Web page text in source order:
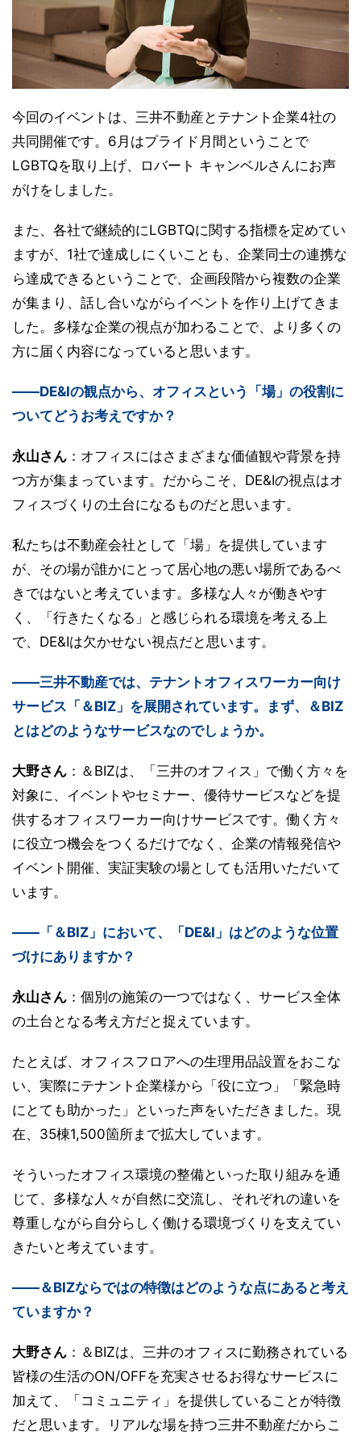
今回のイベントは、三井不動産とテナント企業4社の
共同開催です。6月はプライド月間ということで
LGBTQを取り上げ、ロバート キャンベルさんにお声
がけをしました。
また、各社で継続的にLGBTQに関する指標を定めてい
ますが、1社で達成しにくいことも、企業同士の連携な
ら達成できるということで、企画段階から複数の企業
が集まり、話し合いながらイベントを作り上げてきま
した。多様な企業の視点が加わることで、より多くの
方に届く内容になっていると思います。
――DE&Iの観点から、オフィスという「場」の役割に
ついてどうお考えですか？
永山さん ：オフィスにはさまざまな価値観や背景を持
つ方が集まっています。だからこそ、DE&Iの視点はオ
フィスづくりの土台になるものだと思います。
私たちは不動産会社として「場」を提供しています
が、その場が誰かにとって居心地の悪い場所であるべ
きではないと考えています。多様な人々が働きやす
く、「行きたくなる」と感じられる環境を考える上
で、DE&Iは欠かせない視点だと思います。
――三井不動産では、テナントオフィスワーカー向け
サービス「＆BIZ」を展開されています。まず、＆BIZ
とはどのようなサービスなのでしょうか。
大野さん ：＆BIZは、「三井のオフィス」で働く方々を
対象に、イベントやセミナー、優待サービスなどを提
供するオフィスワーカー向けサービスです。働く方々
に役立つ機会をつくるだけでなく、企業の情報発信や
イベント開催、実証実験の場としても活用いただいて
います。
――「＆BIZ」において、「DE&I」はどのような位置
づけにありますか？
永山さん ：個別の施策の一つではなく、サービス全体
の土台となる考え方だと捉えています。
たとえば、オフィスフロアへの生理用品設置をおこな
い、実際にテナント企業様から「役に立つ」「緊急時
にとても助かった」といった声をいただきました。現
在、35棟1,500箇所まで拡大しています。
そういったオフィス環境の整備といった取り組みを通
じて、多様な人々が自然に交流し、それぞれの違いを
尊重しながら自分らしく働ける環境づくりを支えてい
きたいと考えています。
――＆BIZならではの特徴はどのような点にあると考え
ていますか？
大野さん ：＆BIZは、三井のオフィスに勤務されている
皆様の生活のON/OFFを充実させるお得なサービスに
加えて、「コミュニティ」を提供していることが特徴
だと思います。リアルな場を持つ三井不動産だからこ